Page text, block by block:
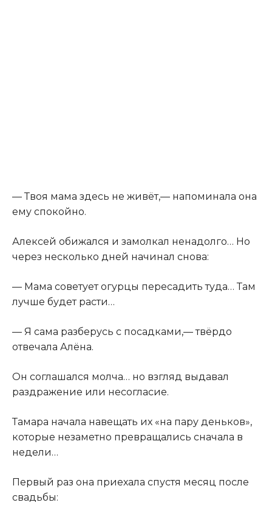
— Твоя мама здесь не живёт,— напоминала она
ему спокойно.
Алексей обижался и замолкал ненадолго… Но
через несколько дней начинал снова:
— Мама советует огурцы пересадить туда… Там
лучше будет расти…
— Я сама разберусь с посадками,— твёрдо
отвечала Алёна.
Он соглашался молча… но взгляд выдавал
раздражение или несогласие.
Тамара начала навещать их «на пару деньков»,
которые незаметно превращались сначала в
недели…
Первый раз она приехала спустя месяц после
свадьбы: